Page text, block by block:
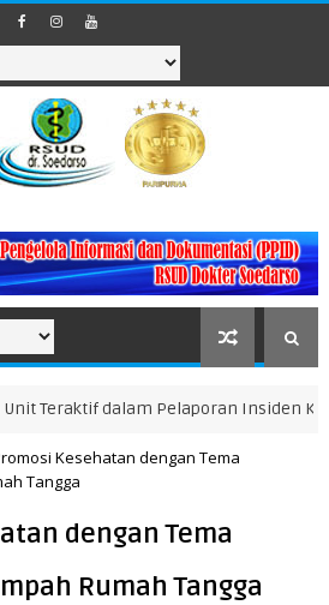
dalam Pelaporan Insiden
Kesehatan dengan Tema
Tangga
dengan Tema
Rumah Tangga